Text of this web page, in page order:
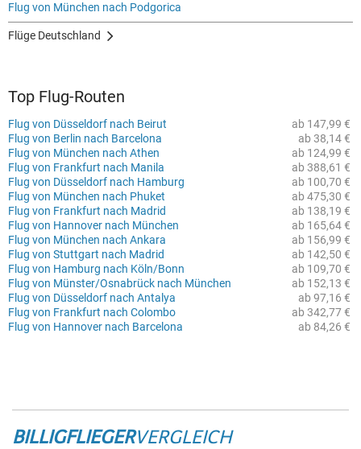
Flug von München nach Podgorica
Flüge Deutschland
Top Flug-Routen
ab 147,99 €
Flug von Düsseldorf nach Beirut
ab 38,14 €
Flug von Berlin nach Barcelona
ab 124,99 €
Flug von München nach Athen
ab 388,61 €
Flug von Frankfurt nach Manila
ab 100,70 €
Flug von Düsseldorf nach Hamburg
ab 475,30 €
Flug von München nach Phuket
ab 138,19 €
Flug von Frankfurt nach Madrid
ab 165,64 €
Flug von Hannover nach München
ab 156,99 €
Flug von München nach Ankara
ab 142,50 €
Flug von Stuttgart nach Madrid
ab 109,70 €
Flug von Hamburg nach Köln/Bonn
ab 152,13 €
Flug von Münster/Osnabrück nach München
ab 97,16 €
Flug von Düsseldorf nach Antalya
ab 342,77 €
Flug von Frankfurt nach Colombo
ab 84,26 €
Flug von Hannover nach Barcelona
BILLIGFLIEGERVERGLEICH